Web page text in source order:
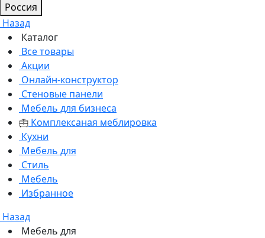
Россия
Назад
Каталог
Все товары
Акции
Онлайн-конструктор
Стеновые панели
Мебель для бизнеса
Комплексаная меблировка
Кухни
Мебель для
Стиль
Мебель
Избранное
Назад
Мебель для